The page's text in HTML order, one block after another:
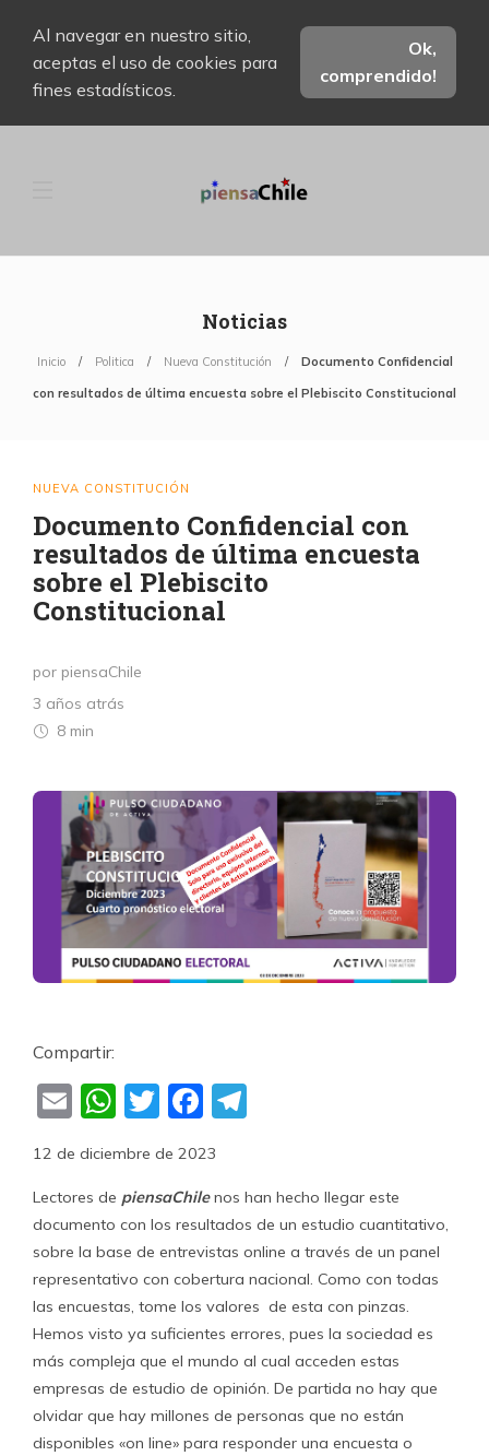
Al navegar en nuestro sitio,
aceptas el uso de cookies para
fines estadísticos.
Ok,
comprendido!
Noticias
Inicio Politica Nueva Constitución Documento Confidencial
con resultados de última encuesta sobre el Plebiscito Constitucional
NUEVA CONSTITUCIÓN
Documento Confidencial con
resultados de última encuesta
sobre el Plebiscito
Constitucional
por piensaChile
3 años atrás
8 min
Compartir:
EmailWhatsApp
TwitterFacebook
12 de diciembre de 2023
Lectores de piensaChilenos han hecho llegar este
documento con los resultados de un estudio cuantitativo,
sobre la base de entrevistas online a través de un panel
representativo con cobertura nacional. Como con todas
las encuestas, tome los valores de esta con pinzas.
Hemos visto ya suficientes errores, pues la sociedad es
más compleja que el mundo al cual acceden estas
empresas de estudio de opinión. De partida no hay que
olvidar que hay millones de personas que no están
disponibles «on line» para responder una encuesta o